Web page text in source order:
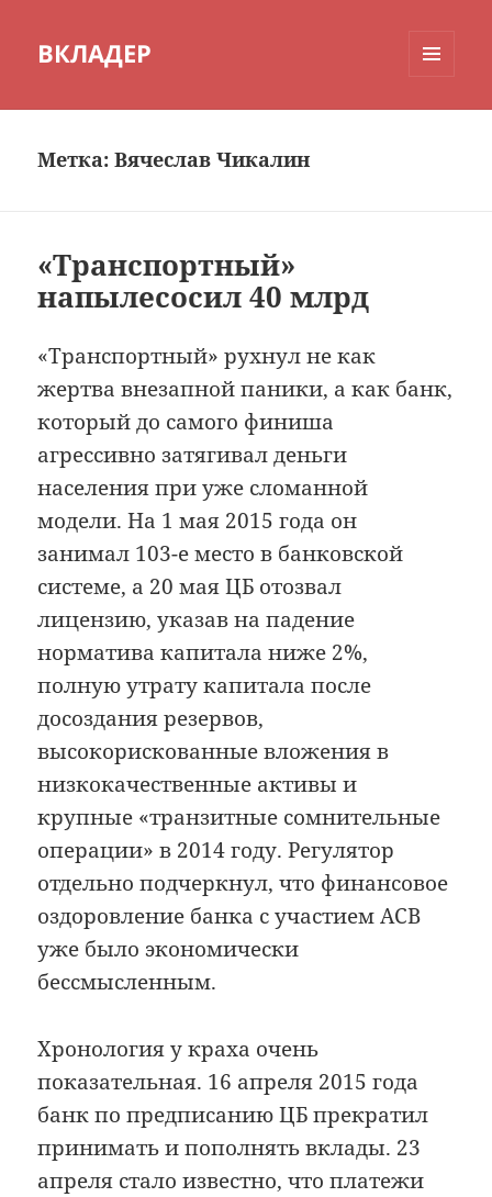
ВКЛАДЕР
Метка:Вячеслав Чикалин
«Транспортный»
напылесосил 40 млрд
«Транспортный» рухнул не как
жертва внезапной паники, а как банк,
который до самого финиша
агрессивно затягивал деньги
населения при уже сломанной
модели. На 1 мая 2015 года он
занимал 103-е место в банковской
системе, а 20 мая ЦБ отозвал
лицензию, указав на падение
норматива капитала ниже 2%,
полную утрату капитала после
досоздания резервов,
высокорискованные вложения в
низкокачественные активы и
крупные «транзитные сомнительные
операции» в 2014 году. Регулятор
отдельно подчеркнул, что финансовое
оздоровление банка с участием АСВ
уже было экономически
бессмысленным.
Хронология у краха очень
показательная. 16 апреля 2015 года
банк по предписанию ЦБ прекратил
принимать и пополнять вклады. 23
апреля стало известно, что платежи